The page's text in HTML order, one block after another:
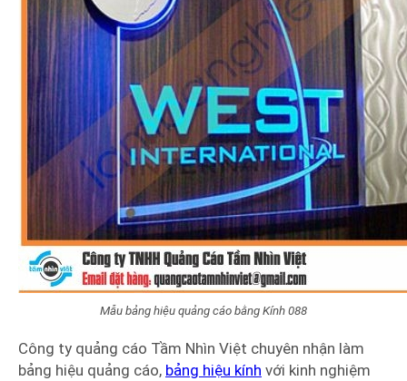
Mẫu bảng hiệu quảng cáo bằng Kính 088
Công ty quảng cáo Tầm Nhìn Việt chuyên nhận làm
bảng hiệu quảng cáo, bảng hiệu kính với kinh nghiệm